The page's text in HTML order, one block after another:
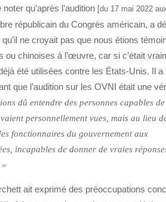
qu’après l’audition [du 17 mai 2022
républicain du Congrès américain, a
qu’il ne croyait pas que nous étions
ou chinoises à l’œuvre, car si c’était
été utilisées contre les États-Unis. Il a
que l’audition sur les OVNI était une
dû entendre des personnes capables
personnellement vues, mais au lieu
fonctionnaires du gouvernement aux
incapables de donner de vraies
»
ait exprimé des préoccupations